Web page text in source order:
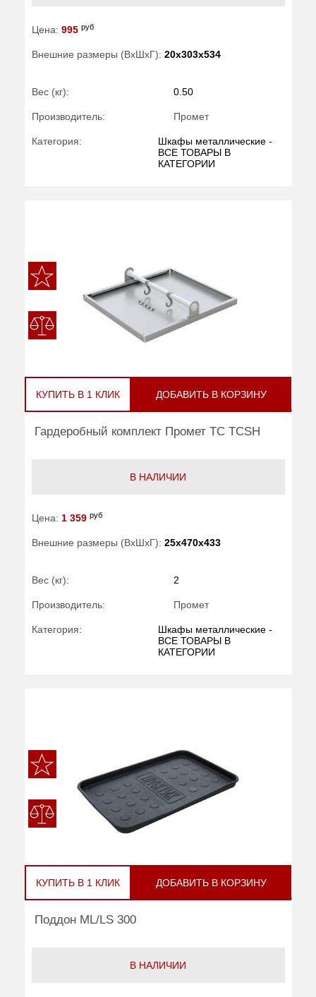
Цена: 995 руб
Внешние размеры (ВхШхГ): 20x303x534
Вес (кг): 0.50
Производитель: Промет
Категория:
Шкафы металлические -
ВСЕ ТОВАРЫ В
КАТЕГОРИИ
КУПИТЬ В 1 КЛИК ДОБАВИТЬ В КОРЗИНУ
Гардеробный комплект Промет TC TCSH
В НАЛИЧИИ
Цена: 1 359 руб
Внешние размеры (ВхШхГ): 25x470x433
Вес (кг): 2
Производитель: Промет
Категория:
Шкафы металлические -
ВСЕ ТОВАРЫ В
КАТЕГОРИИ
КУПИТЬ В 1 КЛИК ДОБАВИТЬ В КОРЗИНУ
Поддон ML/LS 300
В НАЛИЧИИ